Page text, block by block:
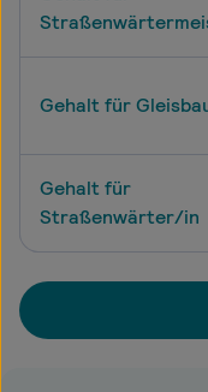
Gehalt für
Gehalt für
Straßenwärter/in